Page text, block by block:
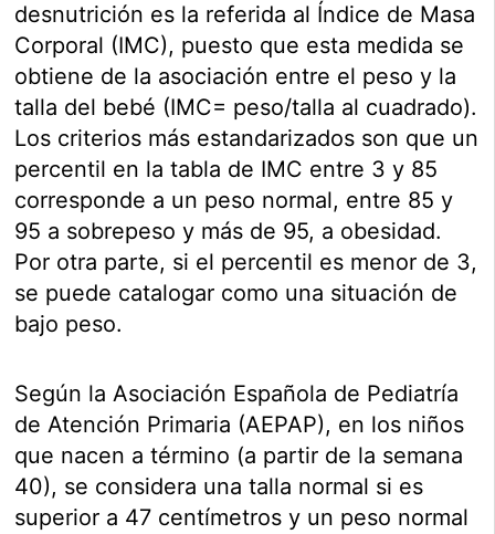
desnutrición es la referida al Índice de Masa
Corporal (IMC), puesto que esta medida se
obtiene de la asociación entre el peso y la
talla del bebé (IMC= peso/talla al cuadrado).
Los criterios más estandarizados son que un
percentil en la tabla de IMC entre 3 y 85
corresponde a un peso normal, entre 85 y
95 a sobrepeso y más de 95, a obesidad.
Por otra parte, si el percentil es menor de 3,
se puede catalogar como una situación de
bajo peso.
Según la Asociación Española de Pediatría
de Atención Primaria (AEPAP), en los niños
que nacen a término (a partir de la semana
40), se considera una talla normal si es
superior a 47 centímetros y un peso normal